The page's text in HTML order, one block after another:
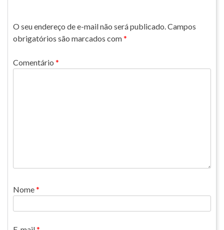
O seu endereço de e-mail não será publicado.Campos
obrigatórios são marcados com*
Comentário *
Nome*